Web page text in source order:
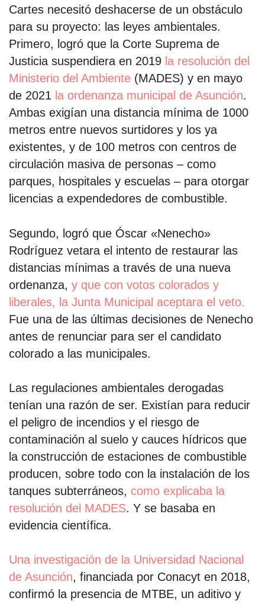
por formato
scrolls
timeline
chequeo
descargables
acerca
blog
contacto
Cartes necesitó deshacerse de un obstáculo
para su proyecto: las leyes ambientales.
Primero, logró que la Corte Suprema de
Justicia suspendiera en 2019 la resolución del
Ministerio del Ambiente (MADES) y en mayo
de 2021 la ordenanza municipal de Asunción.
Ambas exigían una distancia mínima de 1000
metros entre nuevos surtidores y los ya
existentes, y de 100 metros con centros de
circulación masiva de personas – como
parques, hospitales y escuelas – para otorgar
licencias a expendedores de combustible.
Segundo, logró que Óscar «Nenecho»
Rodríguez vetara el intento de restaurar las
distancias mínimas a través de una nueva
ordenanza, y que con votos colorados y
liberales, la Junta Municipal aceptara el veto.
Fue una de las últimas decisiones de Nenecho
antes de renunciar para ser el candidato
colorado a las municipales.
Las regulaciones ambientales derogadas
tenían una razón de ser. Existían para reducir
el peligro de incendios y el riesgo de
contaminación al suelo y cauces hídricos que
la construcción de estaciones de combustible
producen, sobre todo con la instalación de los
tanques subterráneos, como explicaba la
resolución del MADES. Y se basaba en
evidencia científica.
Una investigación de la Universidad Nacional
de Asunción, financiada por Conacyt en 2018,
confirmó la presencia de MTBE, un aditivo y